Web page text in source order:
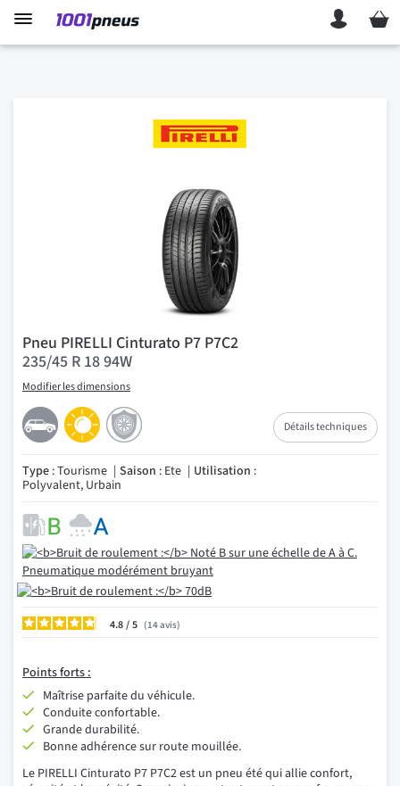
Mon
Pneu PIRELLI Cinturato P7 P7C2
235/45 R 18 94W
Modifier les dimensions
Détails techniques
Type : Tourisme Saison : Ete Utilisation :
Polyvalent, Urbain
4.8/ 14avis
Points forts :
Maîtrise parfaite du véhicule.
Conduite confortable.
Grande durabilité.
Bonne adhérence sur route mouillée.
Le PIRELLI Cinturato P7 P7C2 est un pneu été qui allie confort,